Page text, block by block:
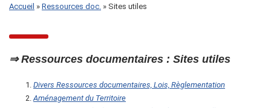
Accueil » Ressources doc. » Sites utiles
⇒Ressources documentaires : Sites utiles
Divers Ressources documentaires, Lois, Règlementation
Aménagement du Territoire